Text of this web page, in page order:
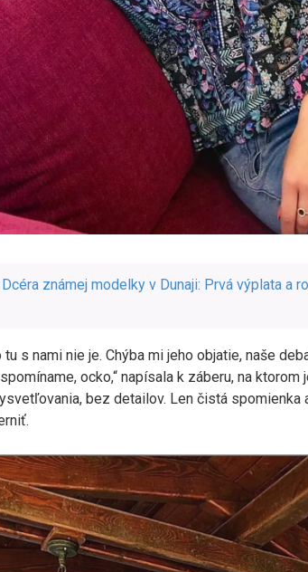
Dcéra známej modelky v Dunaji: Prvá výplata a
tu s nami nie je. Chýba mi jeho objatie, naše
ocko,“ napísala k záberu, na
bez detailov. Len čistá spomienka